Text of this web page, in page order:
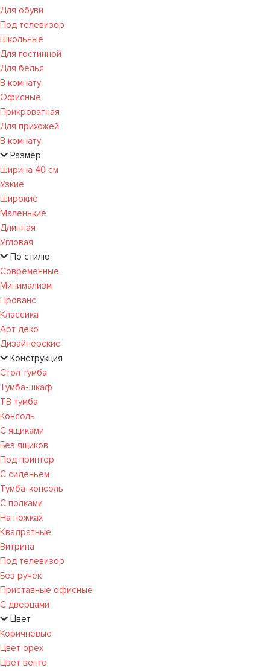
Для обуви
Под телевизор
Школьные
Для гостинной
Для белья
В комнату
Офисные
Прикроватная
Для прихожей
В комнату
Размер
Ширина 40 см
Узкие
Широкие
Маленькие
Длинная
Угловая
По стилю
Современные
Минимализм
Прованс
Классика
Арт деко
Дизайнерские
Конструкция
Стол тумба
Тумба-шкаф
ТВ тумба
Консоль
С ящиками
Без ящиков
Под принтер
С сиденьем
Тумба-консоль
С полками
На ножках
Квадратные
Витрина
Под телевизор
Без ручек
Приставные офисные
С дверцами
Цвет
Коричневые
Цвет орех
Цвет венге